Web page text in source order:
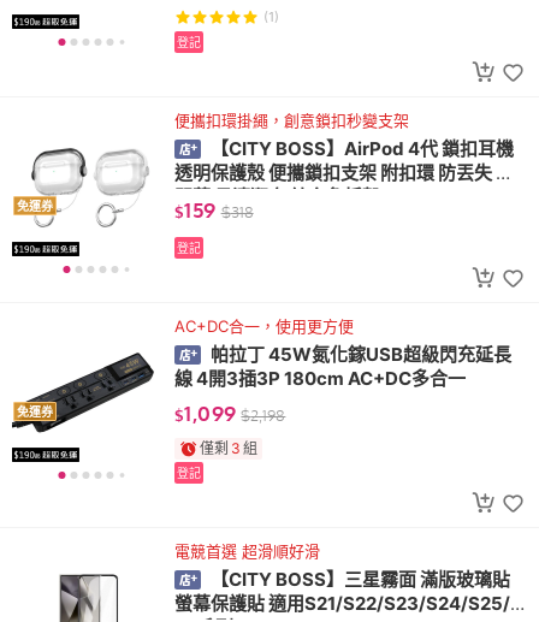
(1)
登記
免運券
便攜扣環掛繩，創意鎖扣秒變支架
【CITY BOSS】AirPod 4代 鎖扣耳機
透明保護殼 便攜鎖扣支架 附扣環 防丟失 防
$159 $318
登記
免運券
AC+DC合一，使用更方便
帕拉丁 45W氮化鎵USB超級閃充延長
線 4開3插3P 180cm AC+DC多合一
$1,099 $2,198
僅剩 3 組
登記
電競首選 超滑順好滑
【CITY BOSS】三星霧面 滿版玻璃貼
螢幕保護貼 適用S21/S22/S23/S24/S25/S